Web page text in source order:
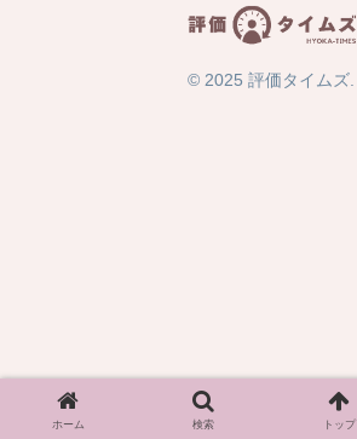
© 2025 評価タイムズ.
ホーム 検索 トップ